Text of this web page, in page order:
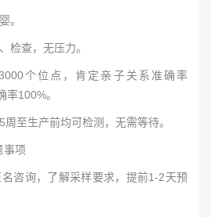
。
查，无压力。
个位点，肯定亲子关系准确率
100%。
生产前均可检测，无需等待。
项
询，了解采样要求，提前1-2天预